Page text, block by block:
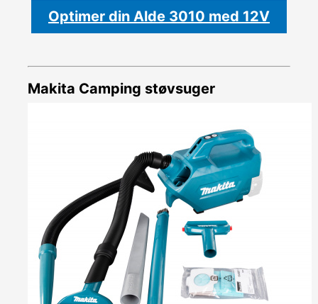
Optimer din Alde 3010 med 12V
Makita Camping støvsuger